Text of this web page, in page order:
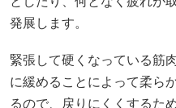
緊張して硬くなっている筋
に緩めることによって柔ら
るので、戻りにくくするた
が必要不可欠です。また、